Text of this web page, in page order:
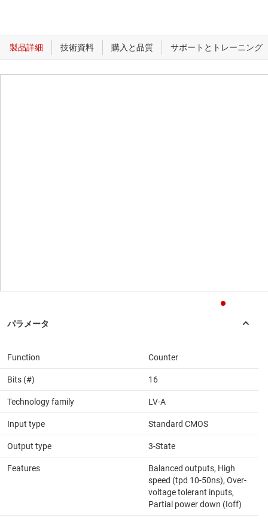
Function Counter
Bits (#) 16
Technology family LV-A
Input type Standard CMOS
Output type 3-State
Features
Balanced outputs, High
speed (tpd 10-50ns), Over-
voltage tolerant inputs,
Partial power down (Ioff)